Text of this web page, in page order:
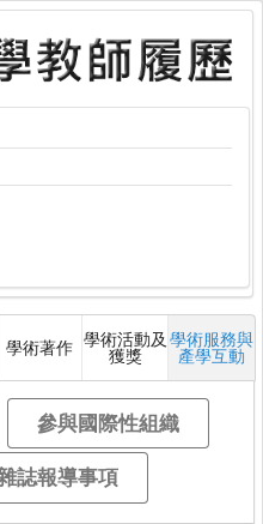
學術著作 學術活動及
獲獎
學術服務與
產學互動
參與國際性組織
誌報導事項